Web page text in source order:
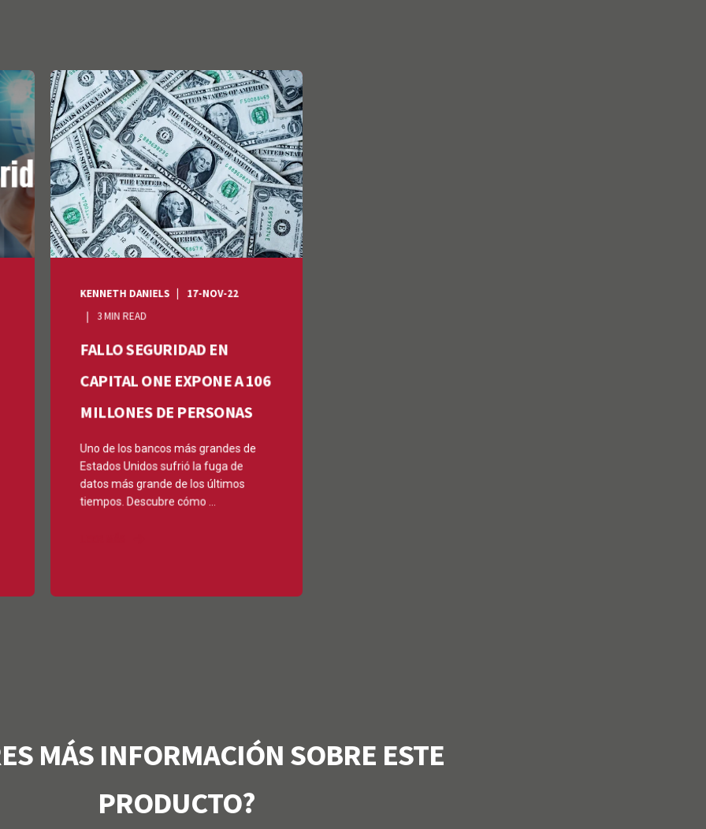
KENNETH DANIELS 17-NOV-22
3 MIN READ
FALLO SEGURIDAD EN
CAPITAL ONE EXPONE A 106
MILLONES DE PERSONAS
Uno de los bancos más grandes de
Estados Unidos sufrió la fuga de
datos más grande de los últimos
tiempos. Descubre cómo ...
MÁS INFORMACIÓN SOBRE ESTE
PRODUCTO?